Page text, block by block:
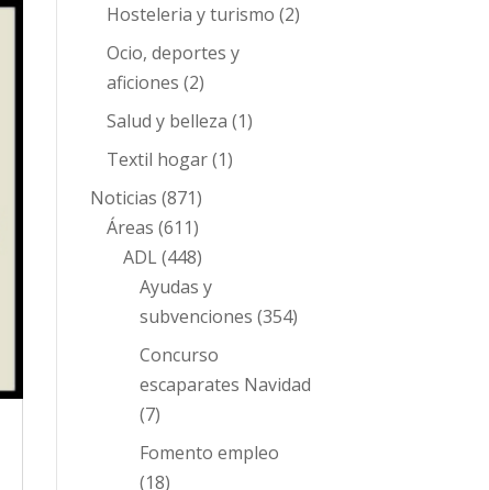
Hosteleria y turismo (2)
Ocio, deportes y
aficiones (2)
Salud y belleza (1)
Textil hogar(1)
Noticias (871)
Áreas (611)
ADL(448)
Ayudas y
subvenciones (354)
Concurso
escaparates Navidad
(7)
Fomento empleo
(18)